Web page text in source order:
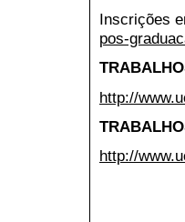
Inscrições
pos-
http://
http://